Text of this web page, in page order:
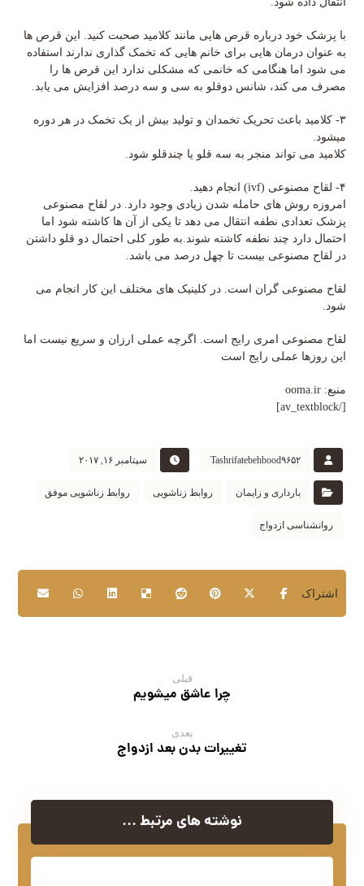
با پزشک خود درباره قرص هایی مانند کلامید صحبت کنید. این قرص ها
به عنوان درمان هایی برای خانم هایی که تخمک گذاری ندارند استفاده
می شود اما هنگامی که خانمی که مشکلی ندارد این قرص ها را
مصرف می کند، شانس دوقلو به سی و سه درصد افزایش می یابد.
۳- کلامید باعث تحریک تخمدان و تولید بیش از یک تخمک در هر دوره
میشود.
کلامید می تواند منجر به سه قلو یا چندقلو شود.
۴- لقاح مصنوعی (ivf) انجام دهید.
امروزه روش های حامله شدن زیادی وجود دارد. در لقاح مصنوعی
پزشک تعدادی نطفه انتقال می دهد تا یکی از آن ها کاشته شود اما
احتمال دارد چند نطفه کاشته شوند.به طور کلی احتمال دو قلو داشتن
در لقاح مصنوعی بیست تا چهل درصد می باشد.
لقاح مصنوعی گران است. در کلینیک های مختلف این کار انجام می
شود.
لقاح مصنوعی امری رایج است. اگرچه عملی ارزان و سریع نیست اما
این روزها عملی رایج است
منبع: ooma.ir
[/av_textblock]
Tashrifatebehbood۹۶۵۲ سپتامبر ۱۶, ۲۰۱۷
بارداری و زایمان روابط زناشویی روابط زناشویی موفق
روانشناسی ازدواج
قبلی
چرا عاشق میشویم
بعدی
تغییرات بدن بعد ازدواج
نوشته های مرتبط ...